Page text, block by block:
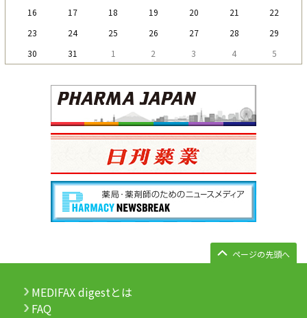
16
17 18 19 20 21
22
23
24 25 26 27 28
29
30
31 1 2 3 4 5
ページの先頭へ
MEDIFAX digestとは
FAQ